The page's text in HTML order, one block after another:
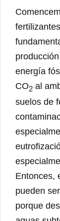
energía
CO2 al
suelos de
Entonces,
pueden
porque